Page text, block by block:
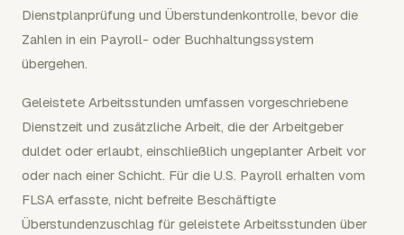
Dienstplanprüfung und Überstundenkontrolle, bevor die
Zahlen in ein Payroll- oder Buchhaltungssystem
übergehen.
Geleistete Arbeitsstunden umfassen vorgeschriebene
Dienstzeit und zusätzliche Arbeit, die der Arbeitgeber
duldet oder erlaubt, einschließlich ungeplanter Arbeit vor
oder nach einer Schicht. Für die U.S. Payroll erhalten vom
FLSA erfasste, nicht befreite Beschäftigte
Überstundenzuschlag für geleistete Arbeitsstunden über